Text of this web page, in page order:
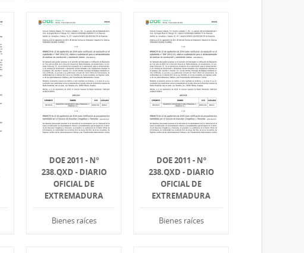
DOE 2011 - Nº
238.QXD - DIARIO
OFICIAL DE
EXTREMADURA
Bienes raíces
DOE 2011 - Nº
238.QXD - DIARIO
OFICIAL DE
EXTREMADURA
Bienes raíces